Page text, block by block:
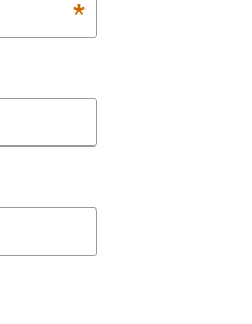
*